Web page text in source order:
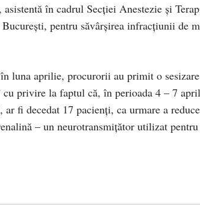
în cadrul Secţiei Anestezie şi
pentru săvârşirea infracţiunii de
luna aprilie, procurorii au primit o
cu privire la faptul că, în perioada 4 – 7
fi decedat 17 pacienţi, ca urmare a
– un neurotransmiţător utilizat pentru